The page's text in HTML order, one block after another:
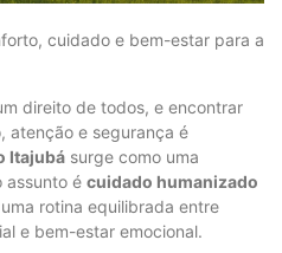
cuidado e bem-estar para a
direito de todos, e encontrar
atenção e segurança é
Itajubá surge como uma
assunto é cuidado humanizado
rotina equilibrada entre
e bem-estar emocional.